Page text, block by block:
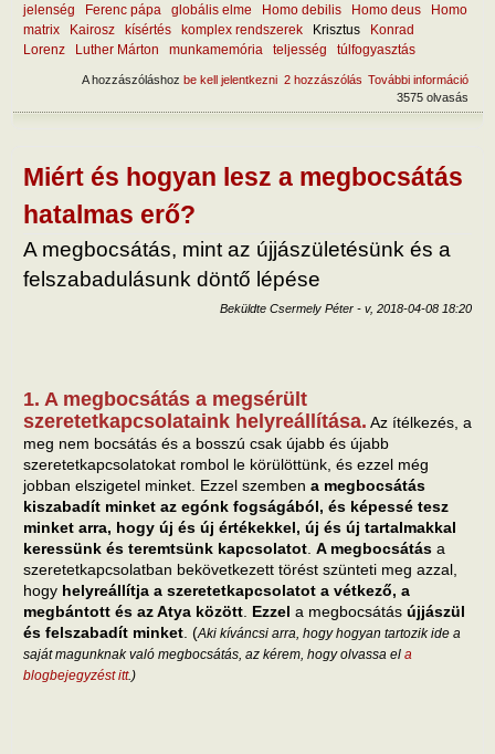
jelenség
Ferenc pápa globális elme Homo debilis Homo deus
Homo
matrix
Kairosz kísértés komplex rendszerek Krisztus
Konrad
Lorenz
Luther Márton munkamemória teljesség túlfogyasztás
További információ
2 hozzászólás
A hozzászóláshoz be kell jelentkezni
3575 olvasás
Miért és hogyan lesz a megbocsátás
hatalmas erő?
A megbocsátás, mint az újjászületésünk és a
felszabadulásunk döntő lépése
Beküldte Csermely Péter - v, 2018-04-08 18:20
1. A megbocsátás a megsérült
szeretetkapcsolataink helyreállítása. Az ítélkezés, a
meg nem bocsátás és a bosszú csak újabb és újabb
szeretetkapcsolatokat rombol le körülöttünk, és ezzel még
jobban elszigetel minket. Ezzel szemben a megbocsátás
kiszabadít minket az egónk fogságából, és képessé tesz
minket arra, hogy új és új értékekkel, új és új tartalmakkal
keressünk és teremtsünk kapcsolatot A megbocsátás a
szeretetkapcsolatban bekövetkezett törést szünteti meg azzal,
hogy helyreállítja a szeretetkapcsolatot a vétkező, a
megbántott és az Atya között Ezzel a megbocsátás újjászül
és felszabadít minket . (Aki kíváncsi arra, hogy hogyan tartozik ide a
saját magunknak való megbocsátás, az kérem, hogy olvassa el a
blogbejegyzést itt.)